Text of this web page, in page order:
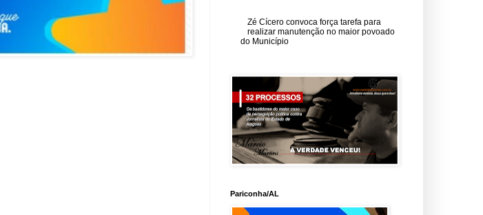
Zé Cícero convoca força tarefa para
realizar manutenção no maior povoado
do Município
Pariconha/AL